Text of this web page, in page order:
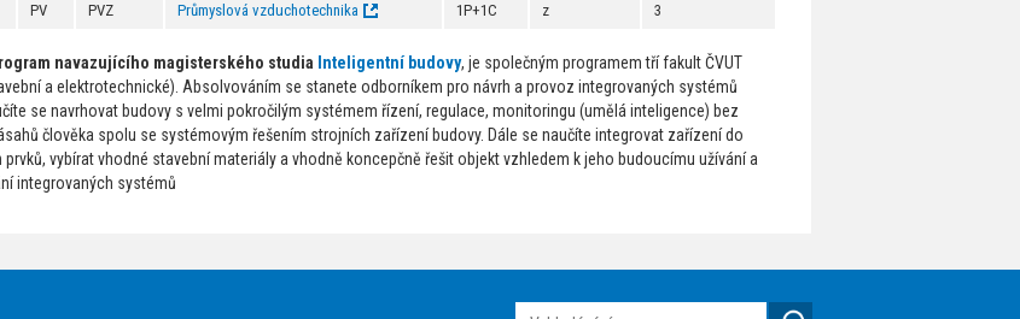
PV PVZ Průmyslová vzduchotechnika 1P+1C z 3
navazujícího magisterského studia Inteligentní budovy, je společným programem tří fakult ČVUT
a elektrotechnické). Absolvováním se stanete odborníkem pro návrh a provoz integrovaných systémů
se navrhovat budovy s velmi pokročilým systémem řízení, regulace, monitoringu (umělá inteligence) bez
člověka spolu se systémovým řešením strojních zařízení budovy. Dále se naučíte integrovat zařízení do
prvků, vybírat vhodné stavební materiály a vhodně koncepčně řešit objekt vzhledem k jeho budoucímu užívání a
integrovaných systémů